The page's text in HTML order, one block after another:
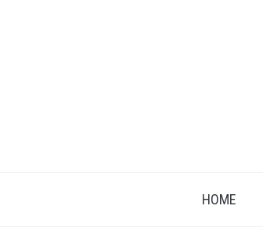
HOME